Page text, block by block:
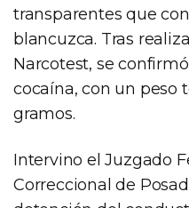
transparentes que
blancuzca. Tras
Narcotest, se
cocaína, con un peso
gramos.
Intervino el Juzgado
Correccional de